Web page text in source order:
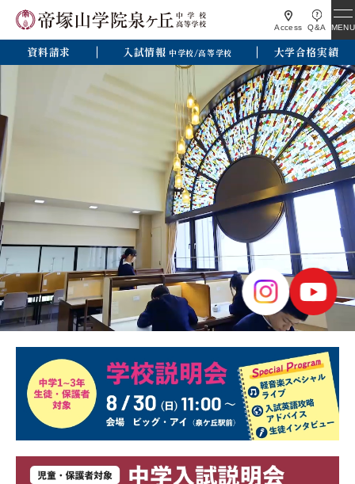
Access Q&A MENU
資料請求 入試情報 中学校/高等学校 大学合格実績